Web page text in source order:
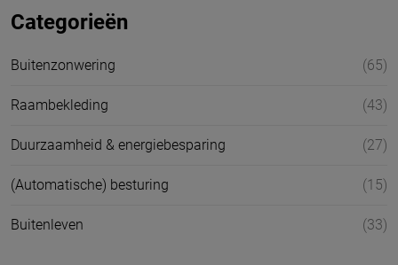
Categorieën
Buitenzonwering (65)
Raambekleding (43)
Duurzaamheid & energiebesparing (27)
(Automatische) besturing (15)
Buitenleven (33)